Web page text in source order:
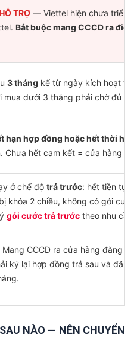
TRỢ — Viettel hiện chưa triển
Bắt buộc mang CCCD ra
3 tháng kể từ ngày kích hoạt
mua dưới 3 tháng phải chờ đủ
hạn hợp đồng hoặc hết thời
Chưa hết cam kết = cửa hàng
ở chế độ trả trước: hết tiền tự
khóa 2 chiều, không có gói
gói cước trả trước theo nhu
Mang CCCD ra cửa hàng đăng
ký lại hợp đồng trả sau và
NÀO — NÊN CHUYỂN